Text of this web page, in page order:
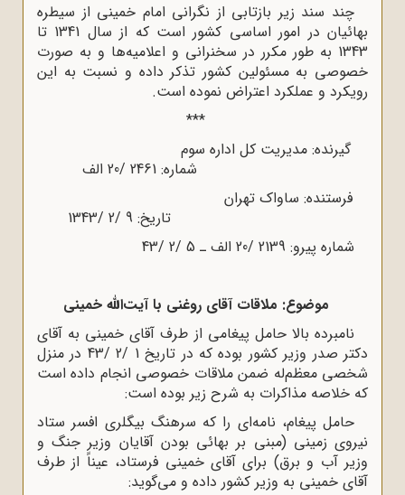
چند سند زیر بازتابی از نگرانی امام خمینی از سیطره
بهائیان در امور اساسی کشور است که از سال 1341 تا
1343 به طور مکرر در سخنرانی و اعلامیه‌ها و به صورت
خصوصی به مسئولین کشور تذکر داده و نسبت به این
رویکرد و عملکرد اعتراض نموده است.
***
گیرنده: مدیریت کل اداره سوم
شماره: 2461 /20 الف
فرستنده: ساواک تهران
تاریخ: 9 /2 /1343
شماره پیرو: 2139 /20 الف ـ 5 /2 /43
موضوع: ملاقات آقای روغنی با آیت‌الله خمینی
نامبرده بالا حامل پیغامی از طرف آقای خمینی به آقای
دکتر صدر وزیر کشور بوده که در تاریخ 1 /2 /43 در منزل
شخصی معظم‌له ضمن ملاقات خصوصی انجام داده است
که خلاصه مذاکرات به شرح زیر بوده است:
حامل پیغام، نامه‌ای را که سرهنگ بیگلری افسر ستاد
نیروی زمینی (مبنی بر بهائی بودن آقایان وزیر جنگ و
وزیر آب و برق) برای آقای خمینی فرستاد، عیناً از طرف
آقای خمینی به وزیر کشور داده و می‌گوید: